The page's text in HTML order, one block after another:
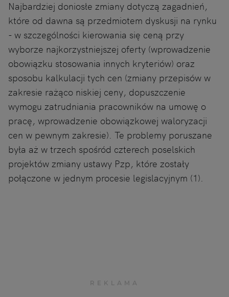
Najbardziej doniosłe zmiany dotyczą zagadnień,
które od dawna są przedmiotem dyskusji na rynku
- w szczególności kierowania się ceną przy
wyborze najkorzystniejszej oferty (wprowadzenie
obowiązku stosowania innych kryteriów) oraz
sposobu kalkulacji tych cen (zmiany przepisów w
zakresie rażąco niskiej ceny, dopuszczenie
wymogu zatrudniania pracowników na umowę o
pracę, wprowadzenie obowiązkowej waloryzacji
cen w pewnym zakresie). Te problemy poruszane
była aż w trzech spośród czterech poselskich
projektów zmiany ustawy Pzp, które zostały
połączone w jednym procesie legislacyjnym (1).